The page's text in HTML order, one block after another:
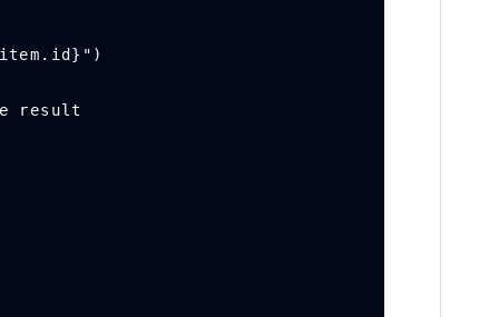
{item.id}")
result